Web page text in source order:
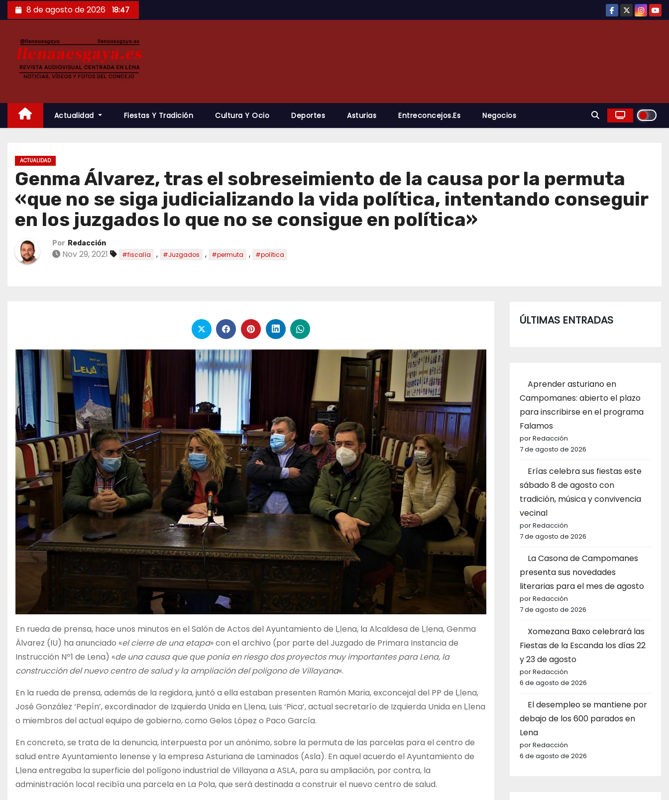
Saltar
al
8 de agosto de 2026 18:47
Actualidad Fiestas Y Tradición Cultura Y Ocio Deportes Asturias Entreconcejos.es Negocios
ACTUALIDAD
Genma Álvarez, tras el sobreseimiento de la causa por la permuta
«que no se siga judicializando la vida política, intentando conseguir
en los juzgados lo que no se consigue en política»
Por Redacción
Nov 29, 2021 #fiscalía , #Juzgados , #permuta , #política
En rueda de prensa, hace unos minutos en el Salón de Actos del Ayuntamiento de Ḷḷena, la Alcaldesa de Ḷḷena, Genma
Álvarez (IU) ha anunciado «el cierre de una etapa» con el archivo (por parte del Juzgado de Primara Instancia de
Instrucción Nº1 de Lena) «de una causa que que ponía en riesgo dos proyectos muy importantes para Lena, la
construcción del nuevo centro de salud y la ampliación del poligono de Villayana«.
En la rueda de prensa, además de la regidora, juntó a ella estaban presenten Ramón Maria, exconcejal del PP de Ḷḷena,
José González ‘Pepín’, excordinador de Izquierda Unida en Ḷḷena, Luis ‘Pica’, actual secretarío de Izquierda Unida en Ḷḷena
o miembros del actual equipo de gobierno, como Gelos López o Paco García.
En concreto, se trata de la denuncia, interpuesta por un anónimo, sobre la permuta de las parcelas para el centro de
salud entre Ayuntamiento lenense y la empresa Asturiana de Laminados (Asla). En aquel acuerdo el Ayuntamiento de
Ḷḷena entregaba la superficie del polígono industrial de Villayana a ASLA, para su ampliación, por contra, la
administración local recibía una parcela en La Pola, que será destinada a construir el nuevo centro de salud.
ÚLTIMAS ENTRADAS
Aprender asturiano en
Campomanes: abierto el plazo
para inscribirse en el programa
Falamos
por Redacción
7 de agosto de 2026
Erías celebra sus fiestas este
sábado 8 de agosto con
tradición, música y convivencia
vecinal
por Redacción
7 de agosto de 2026
La Casona de Campomanes
presenta sus novedades
literarias para el mes de agosto
por Redacción
7 de agosto de 2026
Xomezana Baxo celebrará las
Fiestas de la Escanda los días 22
y 23 de agosto
por Redacción
6 de agosto de 2026
El desempleo se mantiene por
debajo de los 600 parados en
Lena
por Redacción
6 de agosto de 2026